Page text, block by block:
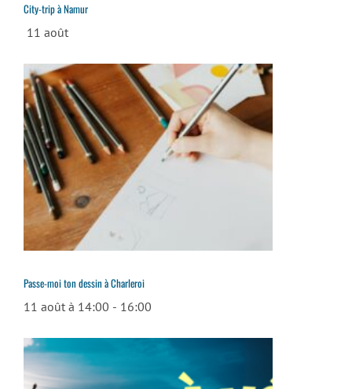
City-trip à Namur
11 août
Passe-moi ton dessin à Charleroi
11 août à 14:00 - 16:00